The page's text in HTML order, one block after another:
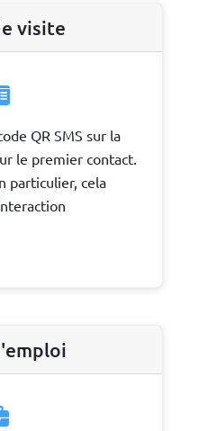
visite
QR SMS sur la
le premier contact.
particulier, cela